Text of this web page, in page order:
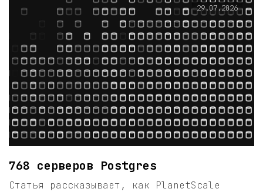
29.07.2026
768 серверов Postgres
Статья рассказывает, как PlanetScale